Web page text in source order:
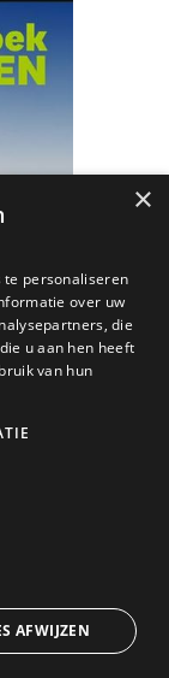
WhatsApp
×
te personaliseren
over uw
die
u aan hen heeft
van hun
AFWIJZEN